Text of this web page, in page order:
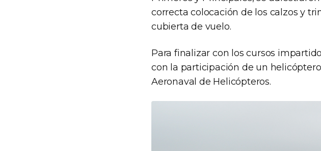
correcta colocación de los calzos y
cubierta de vuelo.
Para finalizar con los cursos
con la participación de un
Aeronaval de Helicópteros.